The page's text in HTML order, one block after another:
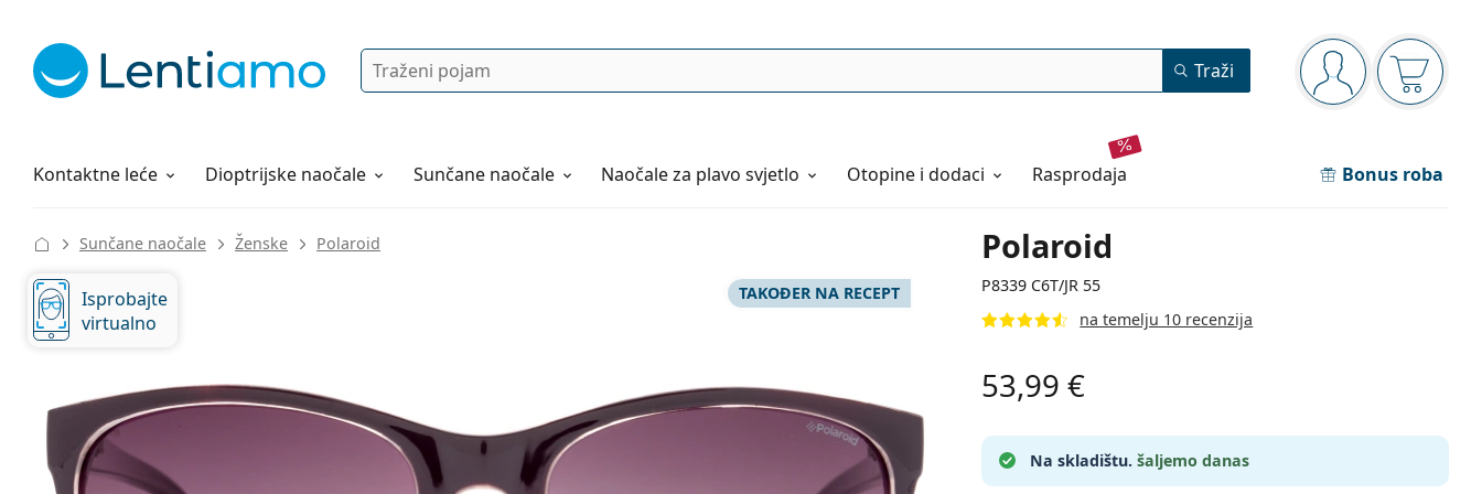
Navigacijska ploča
ste prijavljeni
Pretraga Traži
Kontaktne leće
Otopine za leće Dioptrijske naočale Sunčane naočale Naočaleza plavo svjetlo Otopine i dodaci rasprodaja Bonus roba
Sve o kupovini
Polaroid
P8339 C6T/JR 55
na temelju 10 recenzija
Sunčane naočale Ženske Polaroid
TAKOĐER NA RECEPT
Isprobajte
virtualno
53,99 €
Na skladištu. šaljemo danas